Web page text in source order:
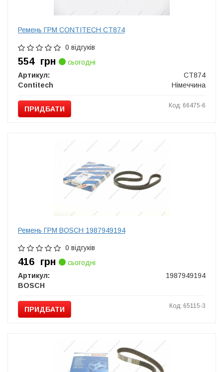
Ремень ГРМ CONTITECH CT874
0 відгуків
554 грн
сьогодні
Артикул:
CT874
Contitech
Німеччина
ПРИДБАТИ Код: 66475-6
Ремень ГРМ BOSCH 1987949194
0 відгуків
416 грн
сьогодні
Артикул:
1987949194
BOSCH
ПРИДБАТИ Код: 65115-3